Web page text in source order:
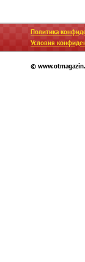
Политика
Условия
©